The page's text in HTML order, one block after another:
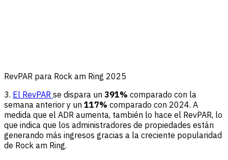
RevPAR para Rock am Ring 2025
3. El RevPAR se dispara un 391% comparado con la
semana anterior y un 117% comparado con 2024. A
medida que el ADR aumenta, también lo hace el RevPAR, lo
que indica que los administradores de propiedades están
generando más ingresos gracias a la creciente popularidad
de Rock am Ring.